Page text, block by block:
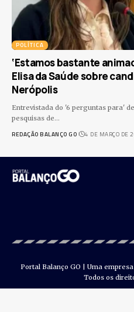
POLÍTICA
‘Estamos bastante
Elisa da Saúde sobre
Nerópolis
Entrevistada do '6 perguntas para'
pesquisas de…
REDAÇÃO BALANÇO GO 4 DE MARÇO DE
Portal Balanço GO | Uma
Todos os